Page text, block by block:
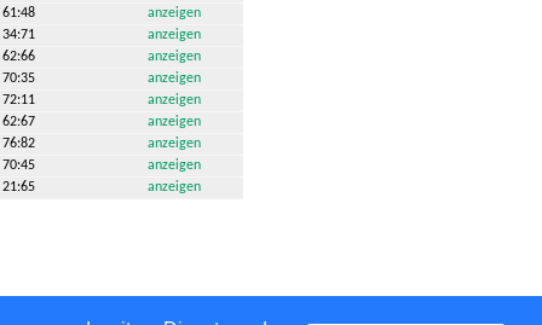
61:48
anzeigen
34:71
anzeigen
62:66
anzeigen
70:35
anzeigen
72:11
anzeigen
62:67
anzeigen
76:82
anzeigen
70:45
anzeigen
21:65
anzeigen